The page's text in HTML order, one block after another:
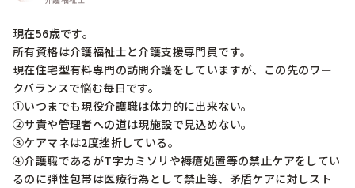
現在56歳です。
所有資格は介護福祉士と介護支援専門員です。
現在住宅型有料専門の訪問介護をしていますが、この先のワー
クバランスで悩む毎日です。
①いつまでも現役介護職は体力的に出来ない。
②サ責や管理者への道は現施設で見込めない。
③ケアマネは2度挫折している。
④介護職であるがT字カミソリや褥瘡処置等の禁止ケアをしてい
るのに弾性包帯は医療行為として禁止等、矛盾ケアに対しスト